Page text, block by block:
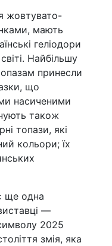
жовтувато-
мають
геліодори
Найбільшу
принесли
що
насиченими
також
топази, які
кольори; їх
ще одна
—
2025
змія, яка